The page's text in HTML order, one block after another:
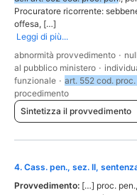
Procuratore ricorrente:
offesa, […]
Leggi di più...
abnormità provvedimento ·
al pubblico ministero ·
funzionale · art. 552 cod. proc.
procedimento
Sintetizza il provvedimento
4. Cass. pen., sez. II,
Provvedimento: […] proc.